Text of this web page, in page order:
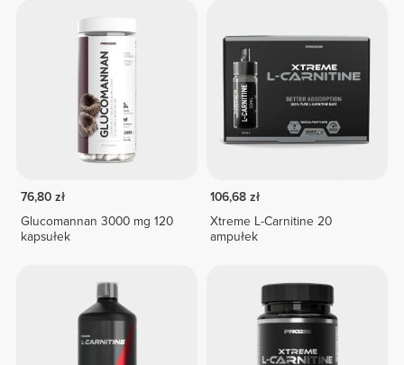
76,80 zł
Glucomannan 3000 mg 120
kapsułek
106,68 zł
Xtreme L-Carnitine 20
ampułek